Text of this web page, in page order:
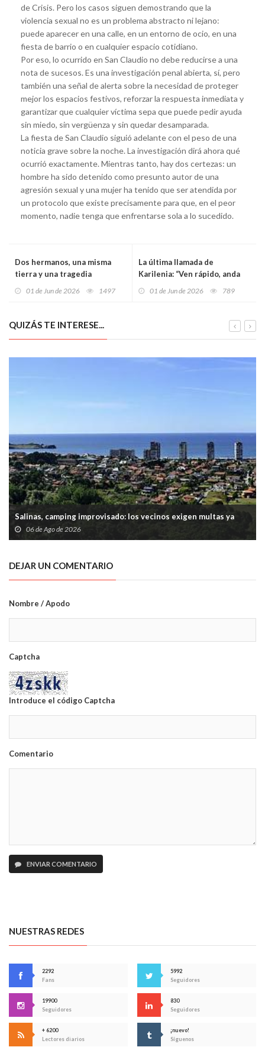
de Crisis. Pero los casos siguen demostrando que la
violencia sexual no es un problema abstracto ni lejano:
puede aparecer en una calle, en un entorno de ocio, en una
fiesta de barrio o en cualquier espacio cotidiano.
Por eso, lo ocurrido en San Claudio no debe reducirse a una
nota de sucesos. Es una investigación penal abierta, sí, pero
también una señal de alerta sobre la necesidad de proteger
mejor los espacios festivos, reforzar la respuesta inmediata y
garantizar que cualquier víctima sepa que puede pedir ayuda
sin miedo, sin vergüenza y sin quedar desamparada.
La fiesta de San Claudio siguió adelante con el peso de una
noticia grave sobre la noche. La investigación dirá ahora qué
ocurrió exactamente. Mientras tanto, hay dos certezas: un
hombre ha sido detenido como presunto autor de una
agresión sexual y una mujer ha tenido que ser atendida por
un protocolo que existe precisamente para que, en el peor
momento, nadie tenga que enfrentarse sola a lo sucedido.
Dos hermanos, una misma
tierra y una tragedia
01 de Jun de 2026 1497
La última llamada de
Karilenia: “Ven rápido, anda
01 de Jun de 2026 789
QUIZÁS TE INTERESE...
Salinas, camping improvisado: los vecinos exigen multas ya
06 de Ago de 2026
DEJAR UN COMENTARIO
Nombre / Apodo
Captcha
Introduce el código Captcha
Comentario
ENVIAR COMENTARIO
NUESTRAS REDES
2292
Fans
5992
Seguidores
19900
Seguidores
830
Seguidores
+ 6200
Lectores diarios
¡nuevo!
Síguenos